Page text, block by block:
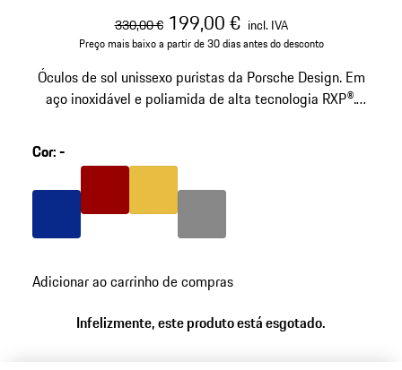
preço original
330,00 €preço de venda
199,00 €incluindo IVA
incl. IVA
Preço mais baixo a partir de 30 dias antes do desconto
Óculos de sol unissexo puristas da Porsche Design. Em
aço inoxidável e poliamida de alta tecnologia RXP®.
Cor:-
Cor Vermelho
Cor Dourado
Adicionar ao carrinho de compras
Infelizmente, este produto está esgotado.